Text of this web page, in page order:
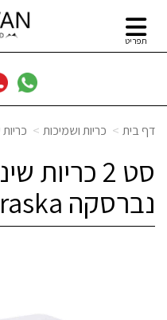
תפריט
דף בית כריות ושמיכות
סט 2
נברסקה Nebraska